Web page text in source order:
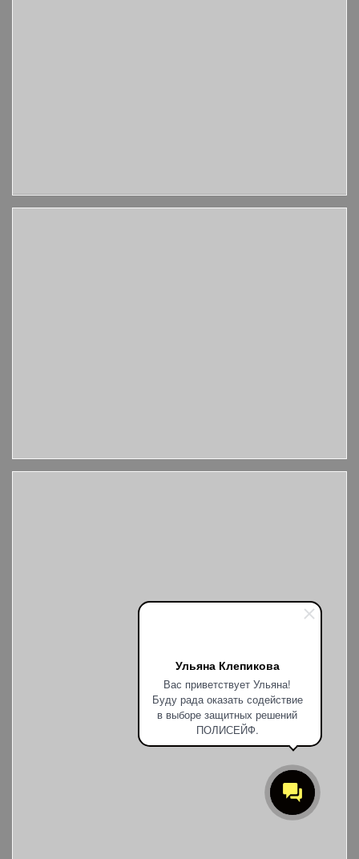
Ульяна Клепикова
Вас приветствует Ульяна!
Буду рада оказать содействие
в выборе защитных решений
ПОЛИСЕЙФ.